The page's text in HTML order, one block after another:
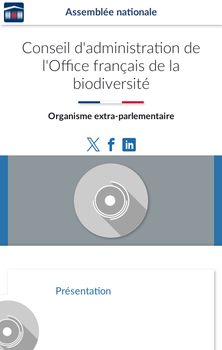
Aller au contenu
Aller en bas de la page
Accèder
à la
page
Assemblée nationale
Conseil d'administration de
l'Office français de la
biodiversité
Organisme extra-parlementaire
Présentation